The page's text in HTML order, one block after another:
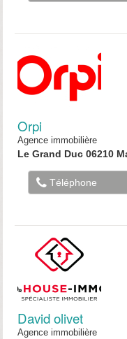
Orpi
Agence immobilière
Le Grand Duc 06210
Téléphone
David olivet
Agence immobilière